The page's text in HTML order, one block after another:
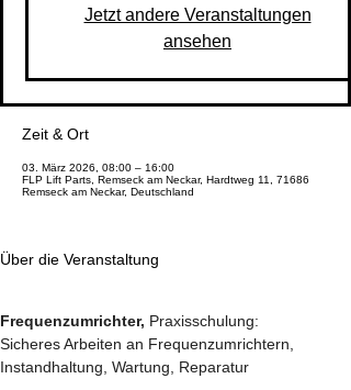
Jetzt andere Veranstaltungen
ansehen
Zeit & Ort
03. März 2026, 08:00 – 16:00
FLP Lift Parts, Remseck am Neckar, Hardtweg 11, 71686
Remseck am Neckar, Deutschland
Über die Veranstaltung
Frequenzumrichter, Praxisschulung:
Sicheres Arbeiten an Frequenzumrichtern,
Instandhaltung, Wartung, Reparatur